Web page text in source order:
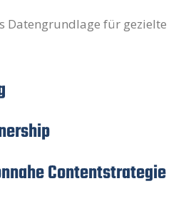
Datengrundlage für gezielte
Contentstrategie